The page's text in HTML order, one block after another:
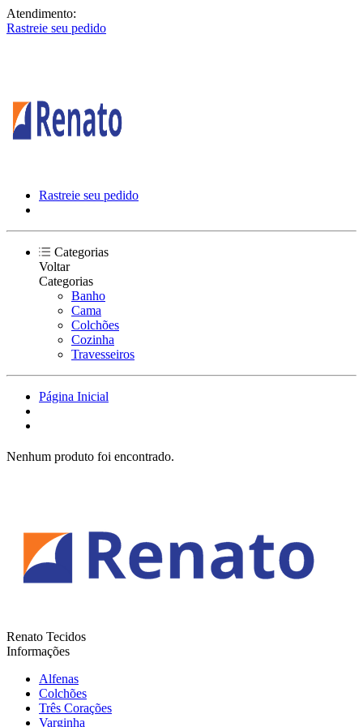
Atendimento:
Rastreie seu pedido
Rastreie seu pedido
Categorias
Voltar
Categorias
Banho
Cama
Colchões
Cozinha
Travesseiros
Página Inicial
Nenhum produto foi encontrado.
Renato Tecidos
Informações
Alfenas
Colchões
Três Corações
Varginha